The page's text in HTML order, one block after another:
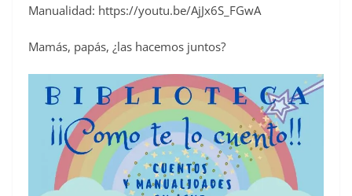
Manualidad: https://youtu.be/AjJx6S_FGwA
Mamás, papás, ¿las hacemos juntos?